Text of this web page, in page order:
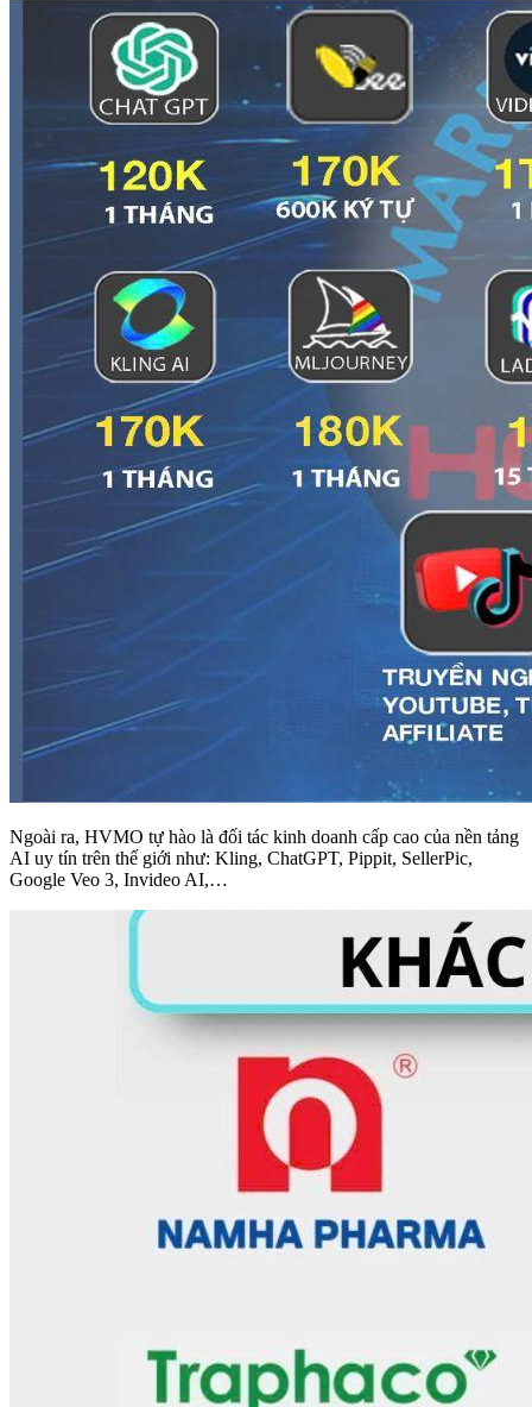
Ngoài ra, HVMO tự hào là đối tác kinh doanh cấp cao của nền tảng
AI uy tín trên thế giới như: Kling, ChatGPT, Pippit, SellerPic,
Google Veo 3, Invideo AI,…